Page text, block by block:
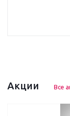
Акции Все